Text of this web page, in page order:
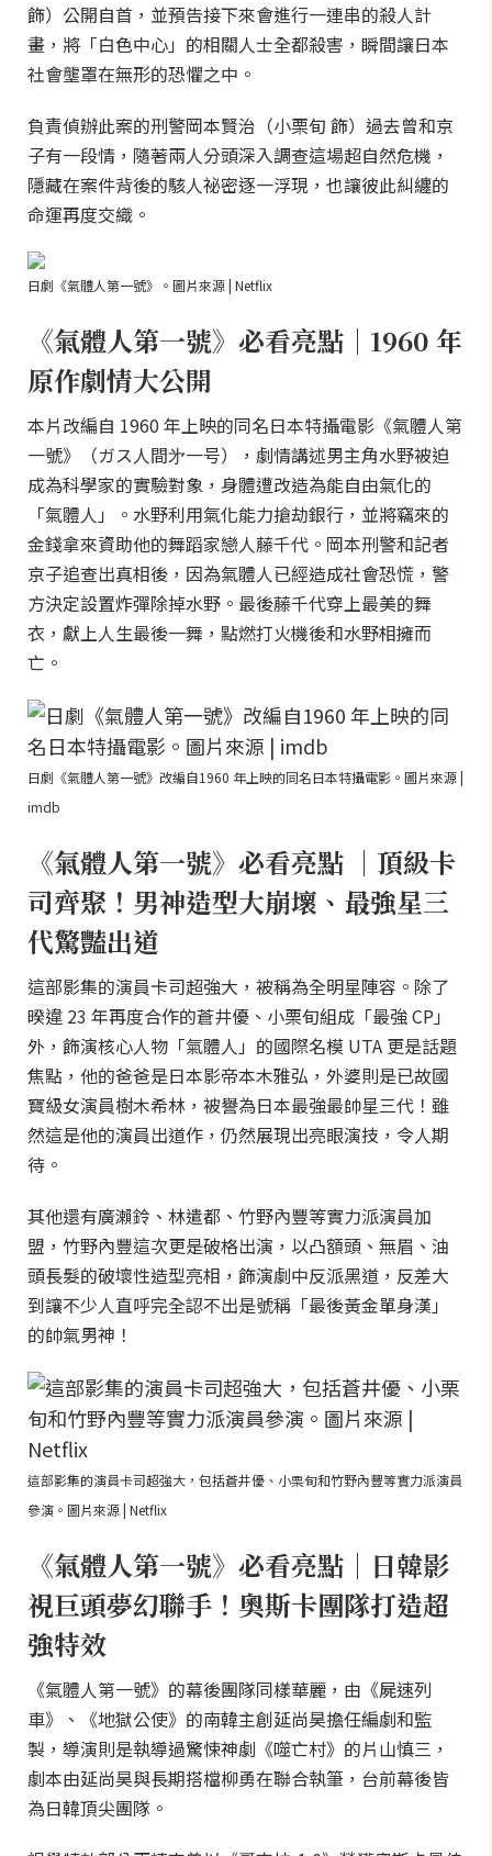
飾）公開自首，並預告接下來會進行一連串的殺人計
畫，將「白色中心」的相關人士全都殺害，瞬間讓日本
社會壟罩在無形的恐懼之中。
負責偵辦此案的刑警岡本賢治（小栗旬 飾）過去曾和京
子有一段情，隨著兩人分頭深入調查這場超自然危機，
隱藏在案件背後的駭人祕密逐一浮現，也讓彼此糾纏的
命運再度交織。
日劇《氣體人第一號》。圖片來源 | Netflix
《氣體人第一號》必看亮點｜1960 年
原作劇情大公開
本片改編自 1960 年上映的同名日本特攝電影《氣體人第
一號》（ガス人間㐧一号），劇情講述男主角水野被迫
成為科學家的實驗對象，身體遭改造為能自由氣化的
「氣體人」。水野利用氣化能力搶劫銀行，並將竊來的
金錢拿來資助他的舞蹈家戀人藤千代。岡本刑警和記者
京子追查出真相後，因為氣體人已經造成社會恐慌，警
方決定設置炸彈除掉水野。最後藤千代穿上最美的舞
衣，獻上人生最後一舞，點燃打火機後和水野相擁而
亡。
日劇《氣體人第一號》改編自1960 年上映的同名日本特攝電影。圖片來源 |
imdb
《氣體人第一號》必看亮點 ｜頂級卡
司齊聚！男神造型大崩壞、最強星三
代驚豔出道
這部影集的演員卡司超強大，被稱為全明星陣容。除了
暌違 23 年再度合作的蒼井優、小栗旬組成「最強 CP」
外，飾演核心人物「氣體人」的國際名模 UTA 更是話題
焦點，他的爸爸是日本影帝本木雅弘，外婆則是已故國
寶級女演員樹木希林，被譽為日本最強最帥星三代！雖
然這是他的演員出道作，仍然展現出亮眼演技，令人期
待。
其他還有廣瀨鈴、林遣都、竹野內豐等實力派演員加
盟，竹野內豐這次更是破格出演，以凸額頭、無眉、油
頭長髮的破壞性造型亮相，飾演劇中反派黑道，反差大
到讓不少人直呼完全認不出是號稱「最後黃金單身漢」
的帥氣男神！
這部影集的演員卡司超強大，包括蒼井優、小栗旬和竹野內豐等實力派演員
參演。圖片來源 | Netflix
《氣體人第一號》必看亮點｜日韓影
視巨頭夢幻聯手！奧斯卡團隊打造超
強特效
《氣體人第一號》的幕後團隊同樣華麗，由《屍速列
車》、《地獄公使》的南韓主創延尚昊擔任編劇和監
製，導演則是執導過驚悚神劇《噬亡村》的片山慎三，
劇本由延尚昊與長期搭檔柳勇在聯合執筆，台前幕後皆
為日韓頂尖團隊。